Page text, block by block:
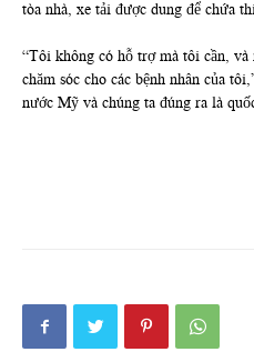
tòa nhà, xe tải được dung để chứa
“Tôi không có hỗ trợ mà tôi cần, và
chăm sóc cho các bệnh nhân của
nước Mỹ và chúng ta đúng ra là